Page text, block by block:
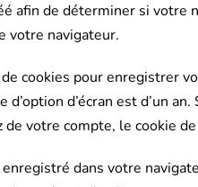
afin de déterminer si votre
votre navigateur.
cookies pour enregistrer
d’écran est d’un
votre compte, le cookie
dans votre